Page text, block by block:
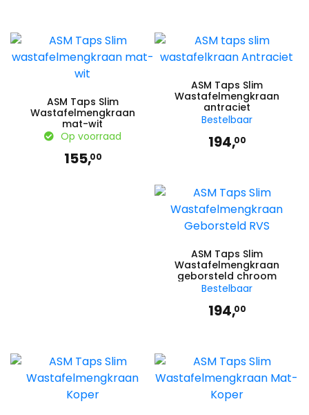
ASM Taps Slim
Wastafelmengkraan
mat-wit
Op voorraad
155,00
ASM Taps Slim
Wastafelmengkraan
antraciet
Bestelbaar
194,00
ASM Taps Slim
Wastafelmengkraan
geborsteld chroom
Bestelbaar
194,00